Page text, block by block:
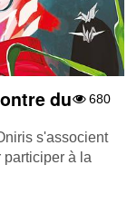
680
du
s'associent
participer à la